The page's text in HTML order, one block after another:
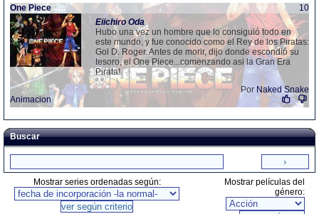
One Piece
10
Eiichiro Oda
Hubo una vez un hombre que lo consiguió todo en
este mundo, y fue conocido como el Rey de los Piratas:
Gol D. Roger. Antes de morir, dijo donde escondió su
tesoro, el One Piece...comenzando asi la Gran Era
Pirata!
Por Naked Snake
Animacion
Buscar
Mostrar series ordenadas según:
Mostrar películas del
género: